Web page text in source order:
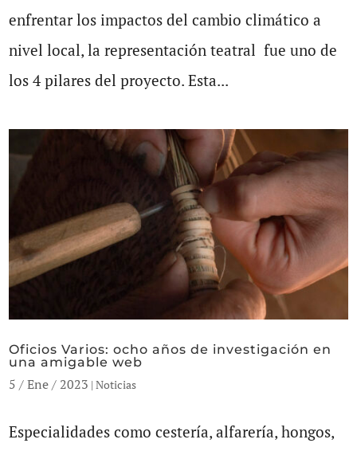
enfrentar los impactos del cambio climático a
nivel local, la representación teatral fue uno de
los 4 pilares del proyecto. Esta...
Oficios Varios: ocho años de investigación en
una amigable web
5 / Ene / 2023 |Noticias
Especialidades como cestería, alfarería, hongos,